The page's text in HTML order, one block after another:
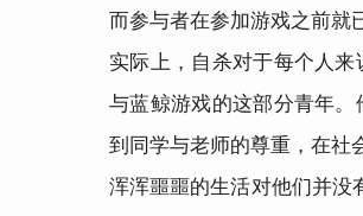
而参与者在参加游戏之前就
实际上，自杀对于每个人
与蓝鲸游戏的这部分青年
到同学与老师的尊重，在社
浑浑噩噩的生活对他们并没